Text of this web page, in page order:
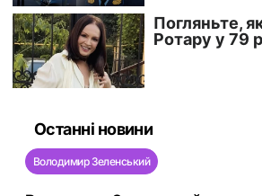
Останні новини
Володимир Зеленський